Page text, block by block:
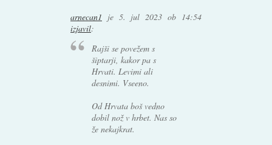
arnecan1 je 5. jul 2023 ob 14:54
izjavil:
Rajši se povežem s
šiptarji, kakor pa s
Hrvati. Levimi ali
desnimi. Vseeno.
Od Hrvata boš vedno
dobil nož v hrbet. Nas so
že nekajkrat.